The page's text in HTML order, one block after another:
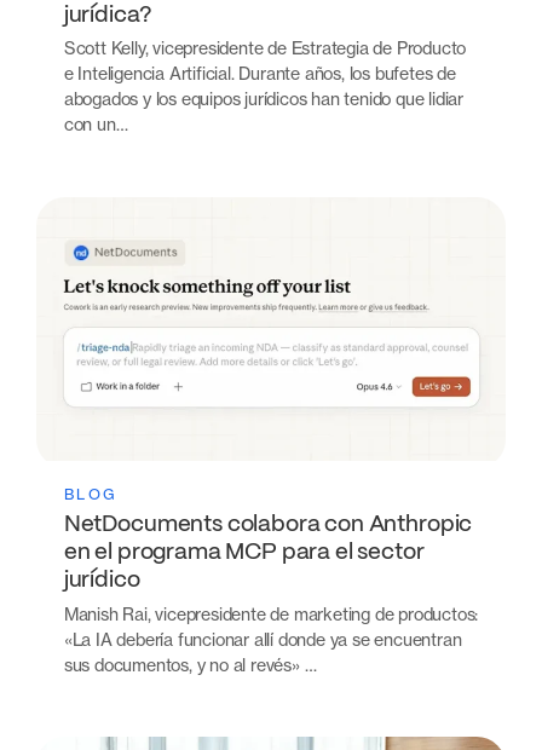
jurídica?
Scott Kelly, vicepresidente de Estrategia de Producto
e Inteligencia Artificial. Durante años, los bufetes de
abogados y los equipos jurídicos han tenido que lidiar
con un…
BLOG
NetDocuments colabora con Anthropic
en el programa MCP para el sector
jurídico
Manish Rai, vicepresidente de marketing de productos:
«La IA debería funcionar allí donde ya se encuentran
sus documentos, y no al revés» …